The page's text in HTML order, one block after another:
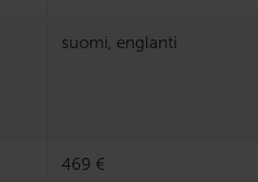
suomi, englanti
469 €